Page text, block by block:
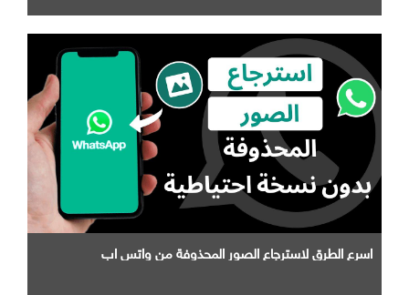
اسرع الطرق لاسترجاع الصور المحذوفة من واتس اب